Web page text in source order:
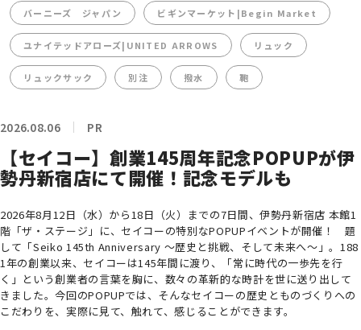
バーニーズ ジャパン ビギンマーケット|Begin Market
ユナイテッドアローズ|UNITED ARROWS リュック
リュックサック 別注 撥水 鞄
2026.08.06 PR
【セイコー】創業145周年記念POPUPが伊
勢丹新宿店にて開催！記念モデルも
2026年8月12日（水）から18日（火）までの7日間、伊勢丹新宿店 本館1
階「ザ・ステージ」に、セイコーの特別なPOPUPイベントが開催！ 題
して「Seiko 145th Anniversary ～歴史と挑戦、そして未来へ～」。188
1年の創業以来、セイコーは145年間に渡り、「常に時代の一歩先を行
く」という創業者の言葉を胸に、数々の革新的な時計を世に送り出して
きました。今回のPOPUPでは、そんなセイコーの歴史とものづくりへの
こだわりを、実際に見て、触れて、感じることができます。